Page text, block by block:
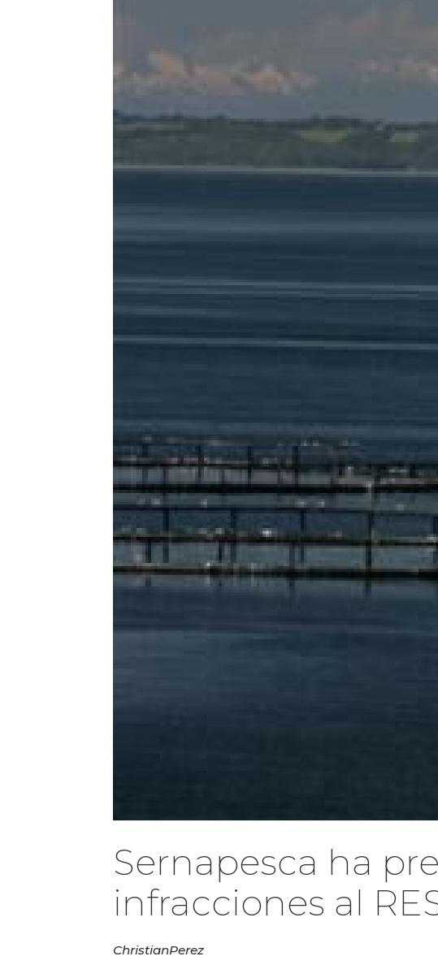
Sernapesca ha
infracciones al
ChristianPerez